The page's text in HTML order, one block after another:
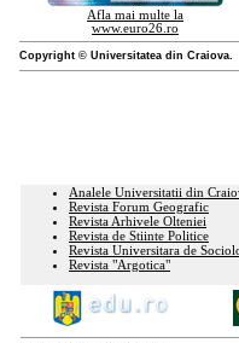
Afla mai multe la
www.euro26.ro
Copyright © Universitatea din Craiova.
Analele Universitatii din
Revista Forum Geografic
Revista Arhivele Olteniei
Revista de Stiinte Politice
Revista Universitara de
Revista "Argotica"